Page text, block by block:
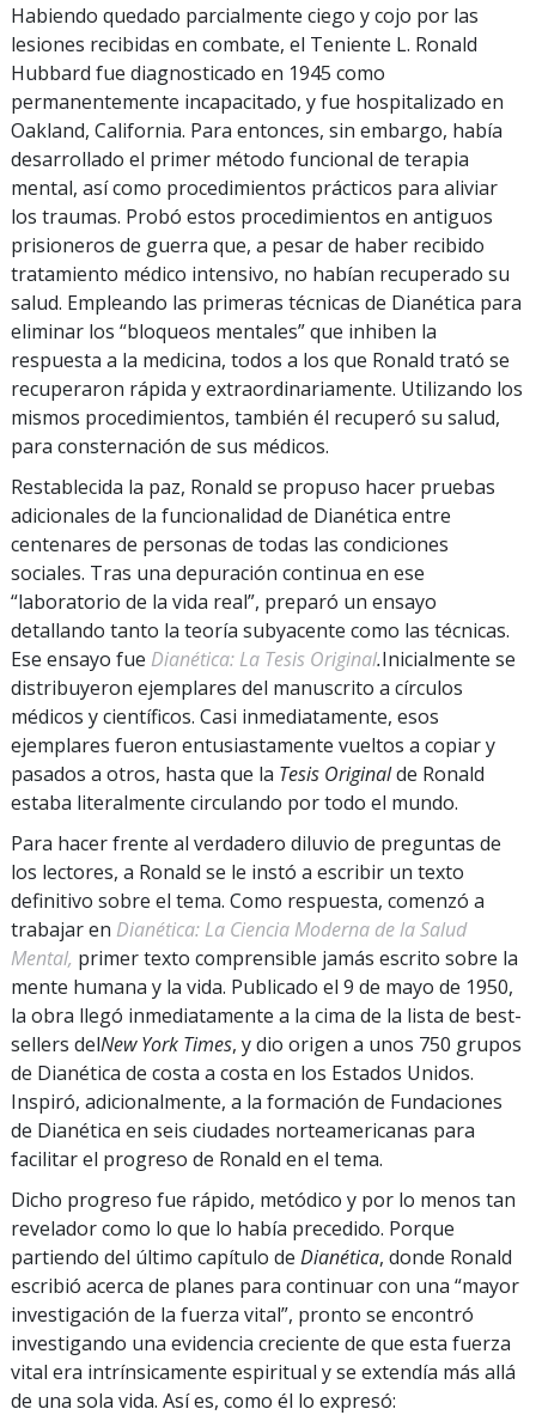
Habiendo quedado parcialmente ciego y cojo por las
lesiones recibidas en combate, el Teniente L. Ronald
Hubbard fue diagnosticado en 1945 como
permanentemente incapacitado, y fue hospitalizado en
Oakland, California. Para entonces, sin embargo, había
desarrollado el primer método funcional de terapia
mental, así como procedimientos prácticos para aliviar
los traumas. Probó estos procedimientos en antiguos
prisioneros de guerra que, a pesar de haber recibido
tratamiento médico intensivo, no habían recuperado su
salud. Empleando las primeras técnicas de Dianética para
eliminar los “bloqueos mentales” que inhiben la
respuesta a la medicina, todos a los que Ronald trató se
recuperaron rápida y extraordinariamente. Utilizando los
mismos procedimientos, también él recuperó su salud,
para consternación de sus médicos.
Restablecida la paz, Ronald se propuso hacer pruebas
adicionales de la funcionalidad de Dianética entre
centenares de personas de todas las condiciones
sociales. Tras una depuración continua en ese
“laboratorio de la vida real”, preparó un ensayo
detallando tanto la teoría subyacente como las técnicas.
Ese ensayo fue Dianética: La Tesis Original.Inicialmente se
distribuyeron ejemplares del manuscrito a círculos
médicos y científicos. Casi inmediatamente, esos
ejemplares fueron entusiastamente vueltos a copiar y
pasados a otros, hasta que la Tesis Originalde Ronald
estaba literalmente circulando por todo el mundo.
Para hacer frente al verdadero diluvio de preguntas de
los lectores, a Ronald se le instó a escribir un texto
definitivo sobre el tema. Como respuesta, comenzó a
trabajar en Dianética: La Ciencia Moderna de la Salud
Mental, primer texto comprensible jamás escrito sobre la
mente humana y la vida. Publicado el 9 de mayo de 1950,
la obra llegó inmediatamente a la cima de la lista de best-
sellers delNew York Times, y dio origen a unos 750 grupos
de Dianética de costa a costa en los Estados Unidos.
Inspiró, adicionalmente, a la formación de Fundaciones
de Dianética en seis ciudades norteamericanas para
facilitar el progreso de Ronald en el tema.
Dicho progreso fue rápido, metódico y por lo menos tan
revelador como lo que lo había precedido. Porque
partiendo del último capítulo de Dianética, donde Ronald
escribió acerca de planes para continuar con una “mayor
investigación de la fuerza vital”, pronto se encontró
investigando una evidencia creciente de que esta fuerza
vital era intrínsicamente espiritual y se extendía más allá
de una sola vida. Así es, como él lo expresó: